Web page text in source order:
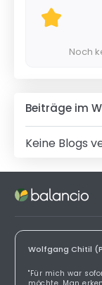
Noch
Beiträge im
Keine Blogs
Wolfgang Chitil
"Für mich war